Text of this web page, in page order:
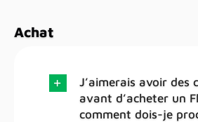
J’aimerais avoir des
avant d’acheter un
comment dois-je
Achat